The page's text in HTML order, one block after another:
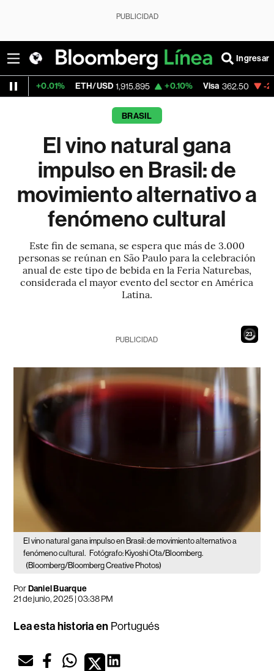
PUBLICIDAD
Ingresar
ETH/USD 1,915.895 +0.10% Visa 362.50 -2.15%
BRASIL
El vino natural gana
impulso en Brasil: de
movimiento alternativo a
fenómeno cultural
Este fin de semana, se espera que más de 3.000
personas se reúnan en São Paulo para la celebración
anual de este tipo de bebida en la Feria Naturebas,
considerada el mayor evento del sector en América
Latina.
21
PUBLICIDAD
El vino natural gana impulso en Brasil: de movimiento alternativo a
fenómeno cultural. Fotógrafo: Kiyoshi Ota/Bloomberg.
(Bloomberg/Bloomberg Creative Photos)
PorDaniel Buarque
21 de junio, 2025 | 03:38 PM
Lea esta historia en Portugués